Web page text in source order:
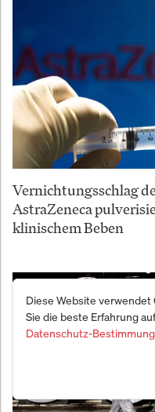
Vernichtungsschlag
AstraZeneca
klinischem Beben
Diese Website
Sie die beste Erfahrung
Datenschutz-